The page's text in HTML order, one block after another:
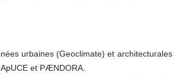
urbaines (Geoclimate) et architecturales
et PÆNDORA.